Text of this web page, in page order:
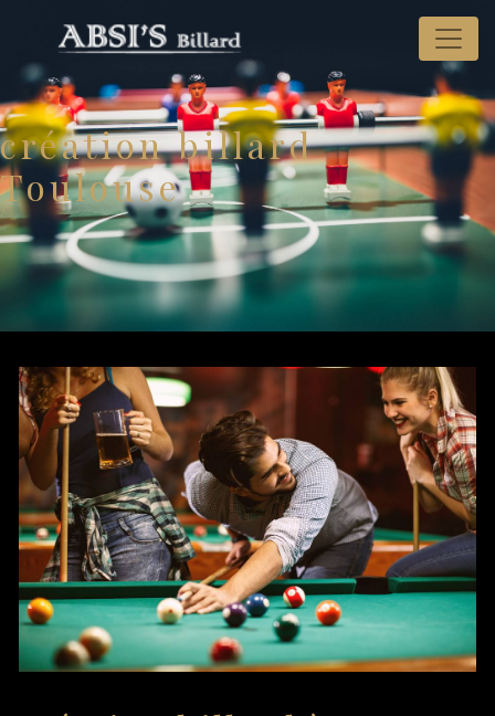
création billard
Toulouse